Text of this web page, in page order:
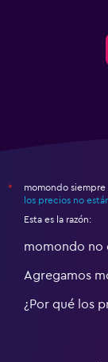
*
momondo
los precios no
Esta es la razón:
momondo no
Agregamos
¿Por qué los